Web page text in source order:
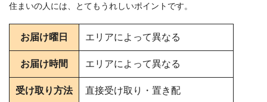
住まいの人には、とてもうれしいポイントです。
お届け曜日 エリアによって異なる
お届け時間 エリアによって異なる
受け取り方法 直接受け取り・置き配